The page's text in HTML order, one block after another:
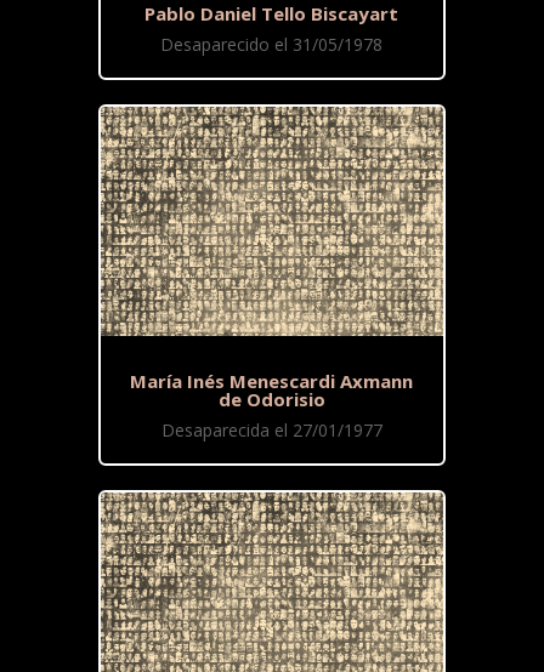
Pablo Daniel Tello Biscayart
Desaparecido el 31/05/1978
María Inés Menescardi Axmann
de Odorisio
Desaparecida el 27/01/1977